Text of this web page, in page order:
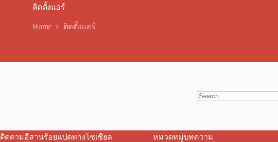
ติดตั้งแอร์
Home ติดตั้งแอร์
ติดตามอีสานร้อยแปดทางโซเชียล หมวดหมู่บทความ